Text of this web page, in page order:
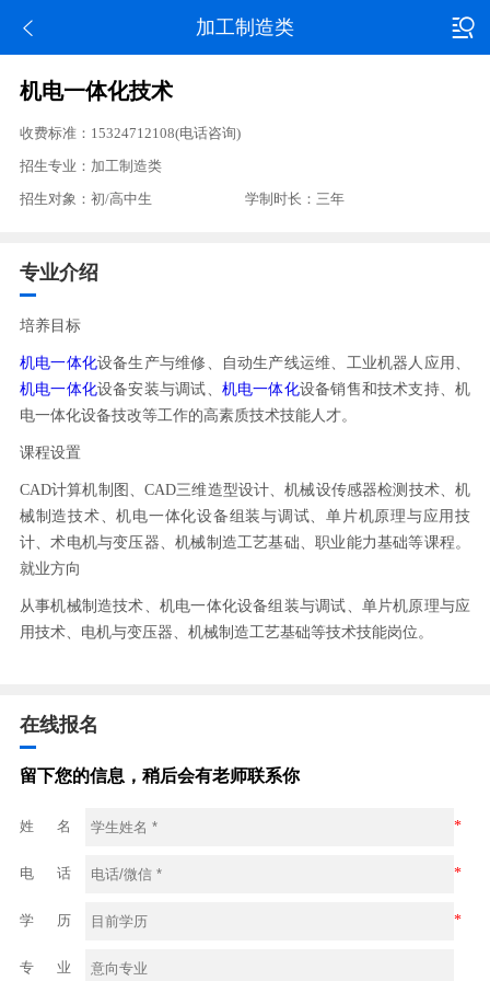
加工制造类
机电一体化技术
收费标准：15324712108(电话咨询)
招生专业：加工制造类
招生对象：初/高中生
学制时长：三年
专业介绍
培养目标
机电一体化设备生产与维修、自动生产线运维、工业机器人应用、
机电一体化设备安装与调试、 机电一体化设备销售和技术支持、机
电一体化设备技改等工作的高素质技术技能人才。
课程设置
CAD计算机制图、CAD三维造型设计、机械设传感器检测技术、机
械制造技术、机电一体化设备组装与调试、单片机原理与应用技
计、术电机与变压器、机械制造工艺基础、职业能力基础等课程。
就业方向
从事机械制造技术、机电一体化设备组装与调试、单片机原理与应
用技术、电机与变压器、机械制造工艺基础等技术技能岗位。
在线报名
留下您的信息，稍后会有老师联系你
姓 名 *
电 话 *
学 历 *
专 业